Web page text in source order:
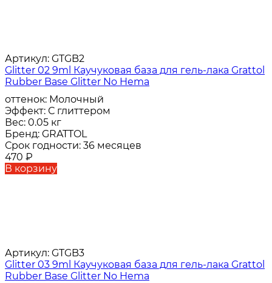
Артикул: GTGB2
Glitter 02 9ml Каучуковая база для гель-лака Grattol
Rubber Base Glitter No Hema
оттенок: Молочный
Эффект: С глиттером
Вес: 0.05 кг
Бренд: GRATTOL
Срок годности: 36 месяцев
470 ₽
В корзину
Артикул: GTGB3
Glitter 03 9ml Каучуковая база для гель-лака Grattol
Rubber Base Glitter No Hema